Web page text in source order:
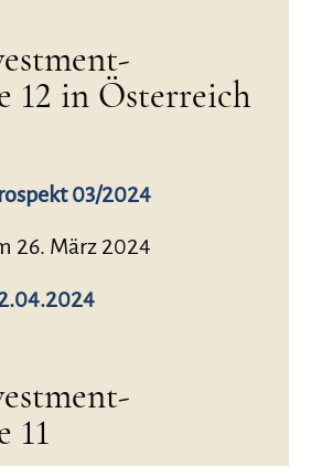
12 in Österreich
03/2024
26. März 2024
11